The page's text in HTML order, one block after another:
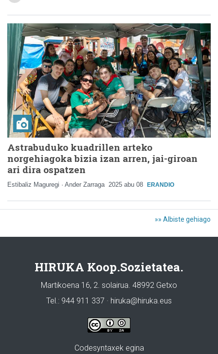
Astrabuduko kuadrillen arteko
norgehiagoka bizia izan arren, jai-giroan
ari dira ospatzen
Estibaliz Maguregi · Ander Zarraga 2025 abu 08 ERANDIO
»» Albiste gehiago
HIRUKA Koop.Sozietatea.
Martikoena 16, 2. solairua. 48992 Getxo
Tel.: 944 911 337 · hiruka@hiruka.eus
Codesyntaxek egina